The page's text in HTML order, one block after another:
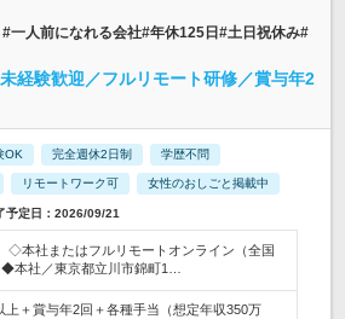
一人前になれる会社#年休125日#土日祝休み#
経験歓迎／フルリモート研修／賞与年2
OK 完全週休2日制 学歴不問
リモートワーク可 女性のおしごと掲載中
定日：2026/09/21
◇本社またはフルリモートオンライン（全国
本社／東京都立川市錦町1…
＋賞与年2回＋各種手当（想定年収350万